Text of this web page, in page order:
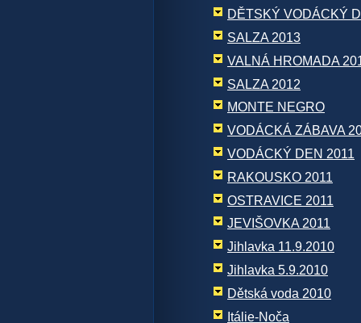
DĚTSKÝ VODÁCKÝ
SALZA 2013
VALNÁ HROMADA
SALZA 2012
MONTE NEGRO
VODÁCKÁ ZÁBAVA
VODÁCKÝ DEN 2011
RAKOUSKO 2011
OSTRAVICE 2011
JEVIŠOVKA 2011
Jihlavka 11.9.2010
Jihlavka 5.9.2010
Dětská voda 2010
Itálie-Noča